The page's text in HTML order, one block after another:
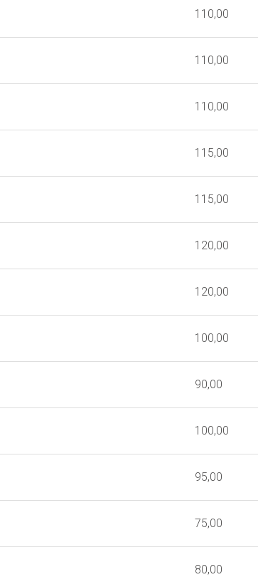
110,00
110,00
110,00
115,00
115,00
120,00
120,00
100,00
90,00
100,00
95,00
75,00
80,00